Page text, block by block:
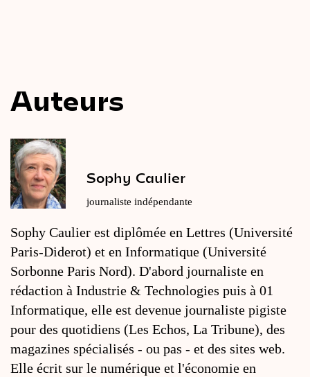
Auteurs
Sophy Caulier
journaliste indépendante
Sophy Caulier est diplômée en Lettres (Université
Paris-Diderot) et en Informatique (Université
Sorbonne Paris Nord). D'abord journaliste en
rédaction à Industrie & Technologies puis à 01
Informatique, elle est devenue journaliste pigiste
pour des quotidiens (Les Echos, La Tribune), des
magazines spécialisés - ou pas - et des sites web.
Elle écrit sur le numérique et l'économie en